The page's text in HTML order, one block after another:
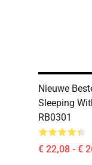
Nieuwe
Sleeping
RB0301
€ 22,08 - €